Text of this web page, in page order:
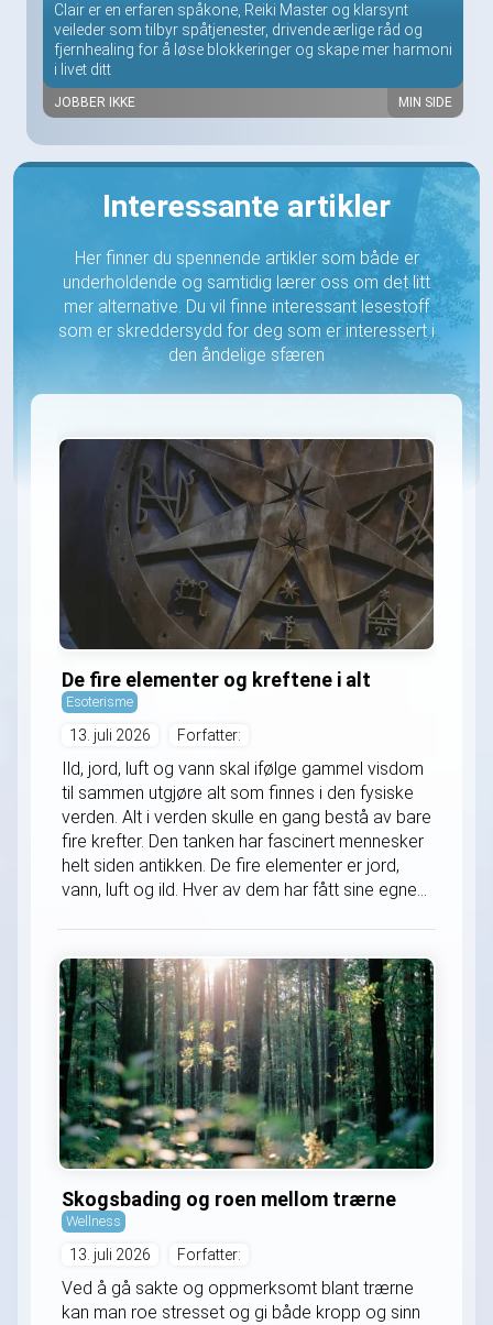
Clair er en erfaren spåkone, Reiki Master og klarsynt
veileder som tilbyr spåtjenester, drivende ærlige råd og
fjernhealing for å løse blokkeringer og skape mer harmoni
i livet ditt
JOBBER IKKE MIN SIDE
Interessante artikler
Her finner du spennende artikler som både er
underholdende og samtidig lærer oss om det litt
mer alternative. Du vil finne interessant lesestoff
som er skreddersydd for deg som er interessert i
den åndelige sfæren
De fire elementer og kreftene i alt
Esoterisme
13. juli 2026 Forfatter:
Ild, jord, luft og vann skal ifølge gammel visdom
til sammen utgjøre alt som finnes i den fysiske
verden. Alt i verden skulle en gang bestå av bare
fire krefter. Den tanken har fascinert mennesker
helt siden antikken. De fire elementer er jord,
vann, luft og ild. Hver av dem har fått sine egne...
Skogsbading og roen mellom trærne
Wellness
13. juli 2026 Forfatter:
Ved å gå sakte og oppmerksomt blant trærne
kan man roe stresset og gi både kropp og sinn